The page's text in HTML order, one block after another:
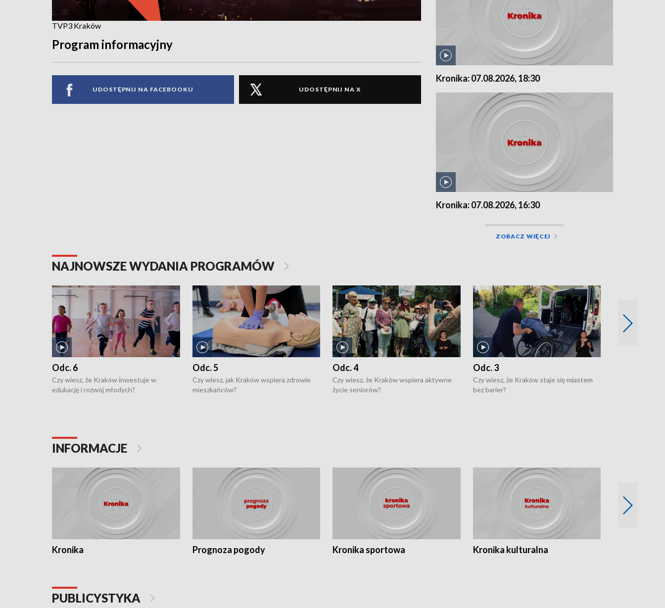
TVP3 Kraków
Program informacyjny
UDOSTĘPNIJ NA FACEBOOKU UDOSTĘPNIJ NA X
Kronika: 07.08.2026, 18:30
Kronika: 07.08.2026, 16:30
ZOBACZ WIĘCEJ
NAJNOWSZE WYDANIA PROGRAMÓW
Odc. 6
Czy wiesz, że Kraków inwestuje w
edukację i rozwój młodych?
Odc. 5
Czy wiesz, jak Kraków wspiera zdrowie
mieszkańców?
Odc. 4
Czy wiesz, że Kraków wspiera aktywne
życie seniorów?
Odc. 3
Czy wiesz, że Kraków staje się miastem
bez barier?
INFORMACJE
Kronika Prognoza pogody Kronika sportowa Kronika kulturalna
PUBLICYSTYKA